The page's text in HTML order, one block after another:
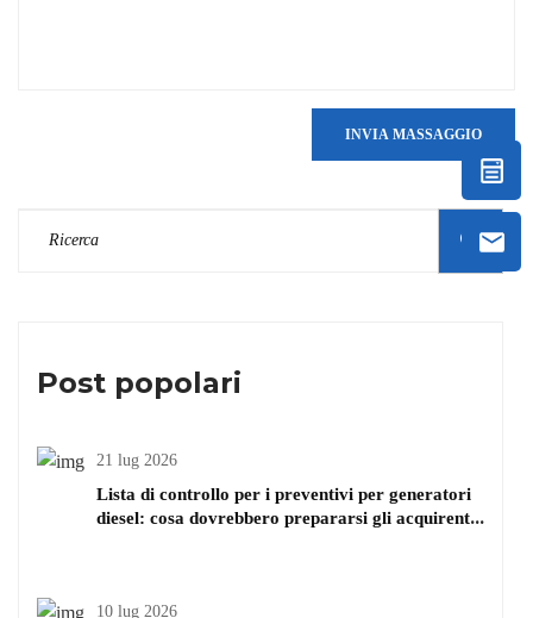
INVIA MASSAGGIO
Post popolari
21 lug 2026
Lista di controllo per i preventivi per generatori
diesel: cosa dovrebbero prepararsi gli acquirenti
10 lug 2026